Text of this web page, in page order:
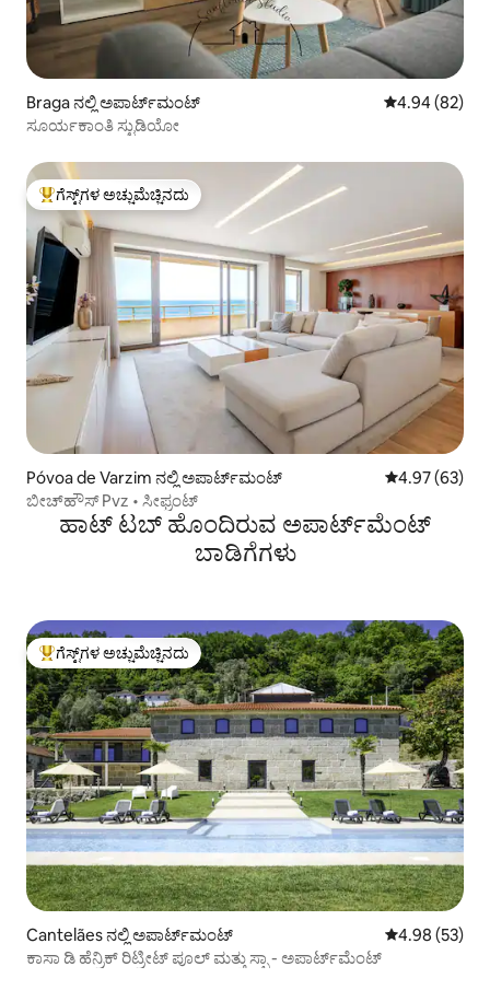
Braga ನಲ್ಲಿ ಅಪಾರ್ಟ್‌ಮಂಟ್ 5 ರಲ್ಲಿ 4.94
4.94 (82)
ಸೂರ್ಯಕಾಂತಿ ಸ್ಟುಡಿಯೋ
ಗೆಸ್ಟ್‌ಗಳಿಗೆ ಅತಿ ಹೆಚ್ಚು ಅಚ್ಚುಮೆಚ್ಚಿನದು
ಗೆಸ್ಟ್‌ಗಳ ಅಚ್ಚುಮೆಚ್ಚಿನದು
Póvoa de Varzim ನಲ್ಲಿ ಅಪಾರ್ಟ್‌ಮಂಟ್ 5 ರಲ್ಲಿ 4.97
4.97 (63)
ಬೀಚ್‌ಹೌಸ್ Pvz • ಸೀಫ್ರಂಟ್
ಹಾಟ್ ಟಬ್ ಹೊಂದಿರುವ ಅಪಾರ್ಟ್‌ಮೆಂಟ್
ಬಾಡಿಗೆಗಳು
ಗೆಸ್ಟ್‌ಗಳಿಗೆ ಅತಿ ಹೆಚ್ಚು ಅಚ್ಚುಮೆಚ್ಚಿನದು
ಗೆಸ್ಟ್‌ಗಳ ಅಚ್ಚುಮೆಚ್ಚಿನದು
Cantelães ನಲ್ಲಿ ಅಪಾರ್ಟ್‌ಮಂಟ್ 5 ರಲ್ಲಿ 4.98
4.98 (53)
ಕಾಸಾ ಡಿ ಹೆನ್ರಿಕ್ ರಿಟ್ರೀಟ್ ಪೂಲ್ ಮತ್ತು ಸ್ಪಾ - ಅಪಾರ್ಟ್‌ಮೆಂಟ್